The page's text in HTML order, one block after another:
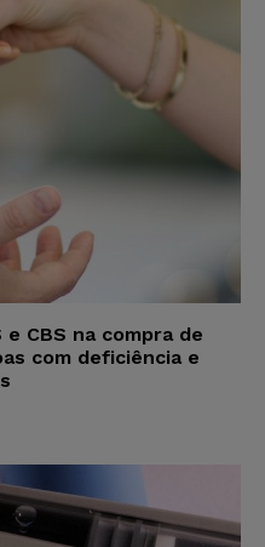
CBS na compra de
com deficiência e